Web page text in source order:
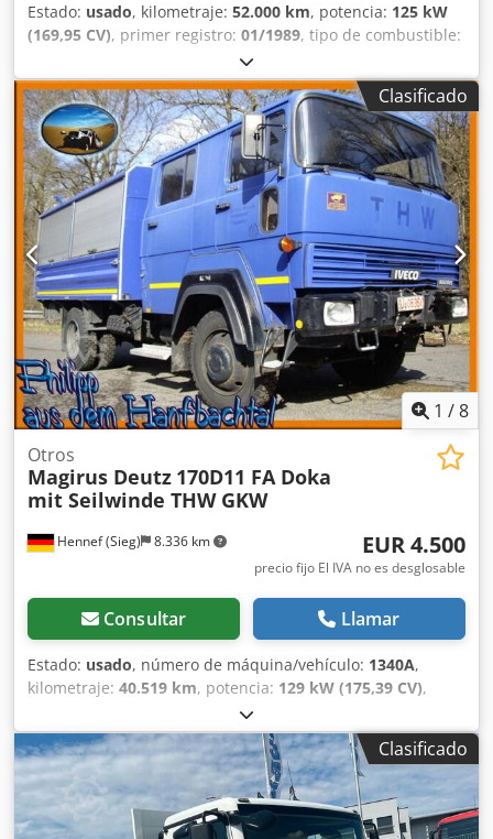
Estado: usado, kilometraje: 52.000 km, potencia: 125 kW
(169,95 CV), primer registro: 01/1989, tipo de combustible:
, configuración de ejes:
color:rojo, tipo de engranaje:automático, Año de
fabricación:1989, Fabricante: Mercedes Modelo: 1117 4x2
Camión de bomberos - Feuerwehr - Bomberos -
Tankspritze Año: 1989 Condición: Buena Número de serie:
WDB67601215364319 Ref. nº: 927725 Fecha de
matriculación: CV: 170 Km: 52.000 Caja de cambios:
Automática de 4 velocidades Depósito de diésel: 1
Capacidad del depósito: 150L Cabina de tripulación: ? Tipo
de cabina: Cabina de tripulación Dodpfx Agevkz Iro Dock
Freno de tambor: ? Tamaño de neumáticos: 245/70R19.5
Porcentaje de banda de rodadura: 50% - 90% Suspensión
delantera: Ballestas Suspensión trasera: Ballestas Caja de
herramientas: ? Peso total: 11.000 kg Peso neto: 7.000 kg
Capacidad de carga: 4.000 kg Bomba: Rosenbauer Horas
de bomba: 834 Escaleras: ? Mástil de luz: ? Enrollador de
manguera: Lado derecho + lado izquierdo
Clasificado
1 /8
Hennef (Sieg) 8.336 km
Otros
Magirus Deutz 170D11 FA Doka
mit Seilwinde THW GKW
EUR 4.500
precio fijo El IVA no es desglosable
Consultar Llamar
Estado: usado, número de máquina/vehículo: 1340A,
kilometraje: 40.519 km, potencia: 129 kW (175,39 CV),
, tipo de combustible:
total:11.000 kg, configuración de ejes:2 ejes, color:azul,
tipo de engranaje:mecánico, Equipamiento:calefactor de
estacionamiento, compresor, enganche de remolque,
tracción a las cuatro ruedas, ATENCIÓN sólo hay una
170D11 vortatig, este vehículo no es la más bella, pero
Clasificado